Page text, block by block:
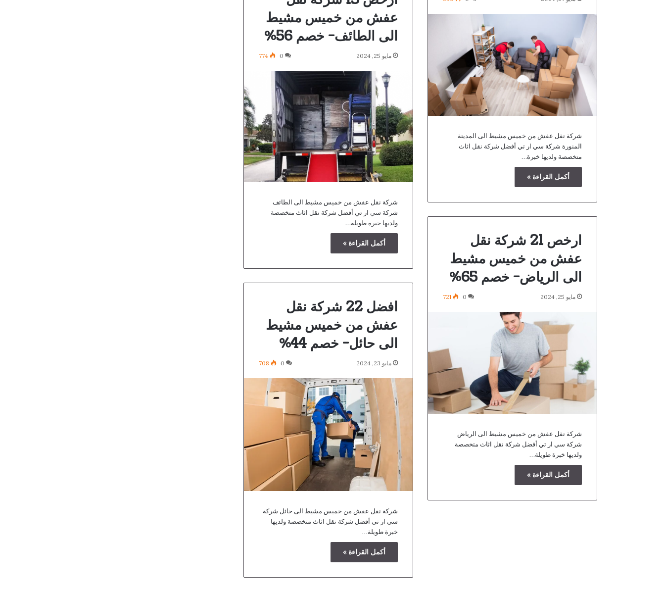
شركة نقل عفش من خميس مشيط الى المدينة
المنورة شركة سي ار تي أفضل شركة نقل اثاث
متخصصة ولديها خبرة…
أكمل القراءة »
عفش من خميس مشيط
الى الطائف- خصم 56%
مايو 25, 2024 0
774
شركة نقل عفش من خميس مشيط الى الطائف
شركة سي ار تي أفضل شركة نقل اثاث متخصصة
ولديها خبرة طويلة…
أكمل القراءة »
ارخص 21 شركة نقل
عفش من خميس مشيط
الى الرياض- خصم 65%
مايو 25, 2024 0
721
شركة نقل عفش من خميس مشيط الى الرياض
شركة سي ار تي أفضل شركة نقل اثاث متخصصة
ولديها خبرة طويلة…
أكمل القراءة »
افضل 22 شركة نقل
عفش من خميس مشيط
الى حائل- خصم 44%
مايو 23, 2024 0
708
شركة نقل عفش من خميس مشيط الى حائل شركة
سي ار تي أفضل شركة نقل اثاث متخصصة ولديها
خبرة طويلة…
أكمل القراءة »